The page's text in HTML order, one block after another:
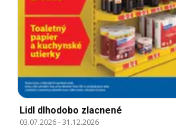
Lidl dlhodobo zlacnené
03.07.2026-31.12.2026